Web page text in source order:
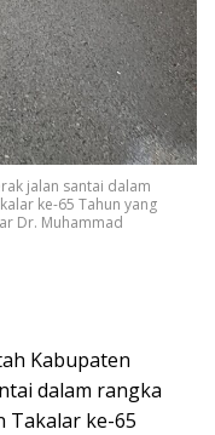
jalan santai dalam
ke-65 Tahun yang
Dr. Muhammad
Kabupaten
dalam rangka
Takalar ke-65